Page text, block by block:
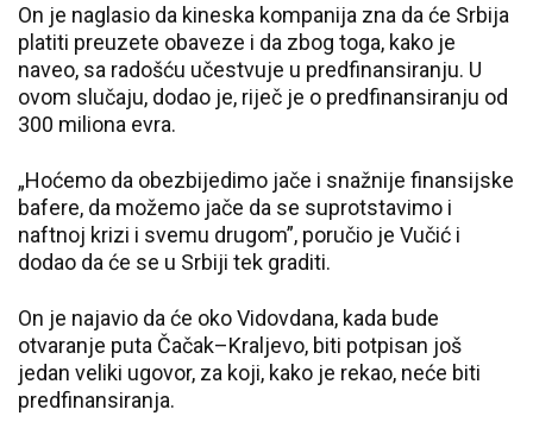
On je naglasio da kineska kompanija zna da će Srbija
platiti preuzete obaveze i da zbog toga, kako je
naveo, sa radošću učestvuje u predfinansiranju. U
ovom slučaju, dodao je, riječ je o predfinansiranju od
300 miliona evra.
„Hoćemo da obezbijedimo jače i snažnije finansijske
bafere, da možemo jače da se suprotstavimo i
naftnoj krizi i svemu drugom”, poručio je Vučić i
dodao da će se u Srbiji tek graditi.
On je najavio da će oko Vidovdana, kada bude
otvaranje puta Čačak–Kraljevo, biti potpisan još
jedan veliki ugovor, za koji, kako je rekao, neće biti
predfinansiranja.